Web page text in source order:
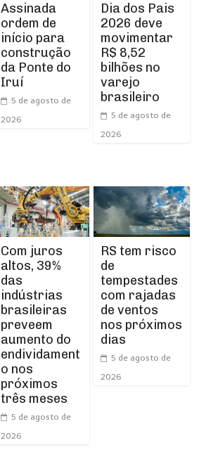
Assinada
ordem de
início para
construção
da Ponte do
Iruí
5 de agosto de
2026
Dia dos Pais
2026 deve
movimentar
R$ 8,52
bilhões no
varejo
brasileiro
5 de agosto de
2026
Com juros
altos, 39%
das
indústrias
brasileiras
preveem
aumento do
endividament
o nos
próximos
três meses
5 de agosto de
2026
RS tem risco
de
tempestades
com rajadas
de ventos
nos próximos
dias
5 de agosto de
2026